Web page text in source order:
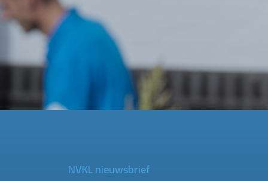
NVKL nieuwsbrief